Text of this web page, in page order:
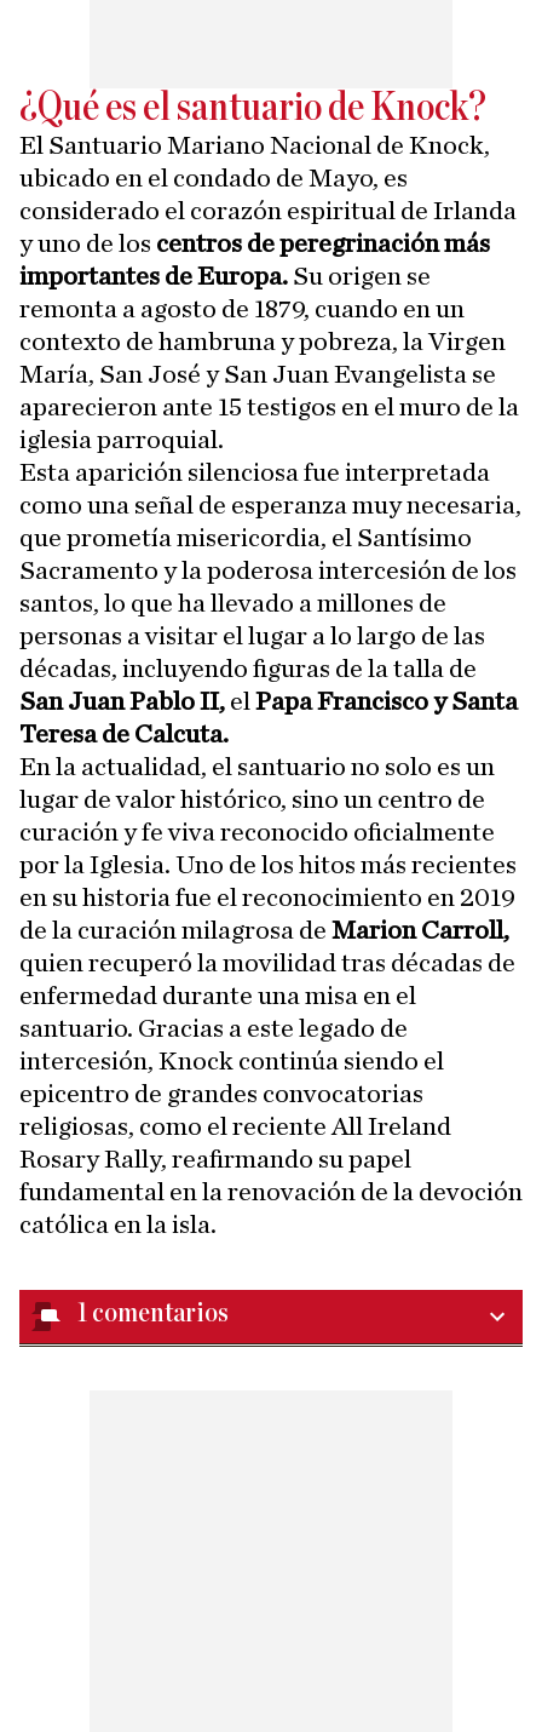
¿Qué es el santuario de Knock?
El Santuario Mariano Nacional de Knock,
ubicado en el condado de Mayo, es
considerado el corazón espiritual de Irlanda
y uno de los centros de peregrinación más
importantes de Europa. Su origen se
remonta a agosto de 1879, cuando en un
contexto de hambruna y pobreza, la Virgen
María, San José y San Juan Evangelista se
aparecieron ante 15 testigos en el muro de la
iglesia parroquial.
Esta aparición silenciosa fue interpretada
como una señal de esperanza muy necesaria,
que prometía misericordia, el Santísimo
Sacramento y la poderosa intercesión de los
santos, lo que ha llevado a millones de
personas a visitar el lugar a lo largo de las
décadas, incluyendo figuras de la talla de
San Juan Pablo II, el Papa Francisco y Santa
Teresa de Calcuta.
En la actualidad, el santuario no solo es un
lugar de valor histórico, sino un centro de
curación y fe viva reconocido oficialmente
por la Iglesia. Uno de los hitos más recientes
en su historia fue el reconocimiento en 2019
de la curación milagrosa de Marion Carroll,
quien recuperó la movilidad tras décadas de
enfermedad durante una misa en el
santuario. Gracias a este legado de
intercesión, Knock continúa siendo el
epicentro de grandes convocatorias
religiosas, como el reciente All Ireland
Rosary Rally, reafirmando su papel
fundamental en la renovación de la devoción
católica en la isla.
1 comentarios